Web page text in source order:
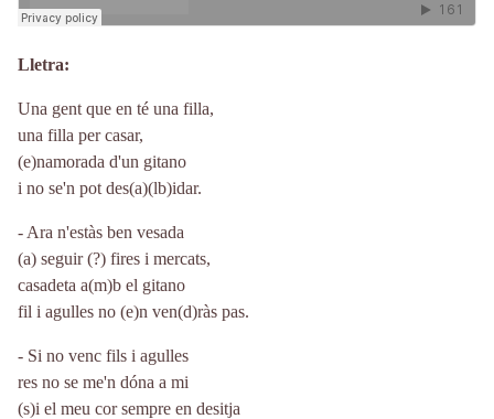
Lletra
Una gent que en té una filla,
una filla per casar,
(e)namorada d'un gitano
i no se'n pot des(a)(lb)idar.
- Ara n'estàs ben vesada
(a) seguir (?) fires i mercats,
casadeta a(m)b el gitano
fil i agulles no (e)n ven(d)ràs pas.
- Si no venc fils i agulles
res no se me'n dóna a mi
(s)i el meu cor sempre en desitja